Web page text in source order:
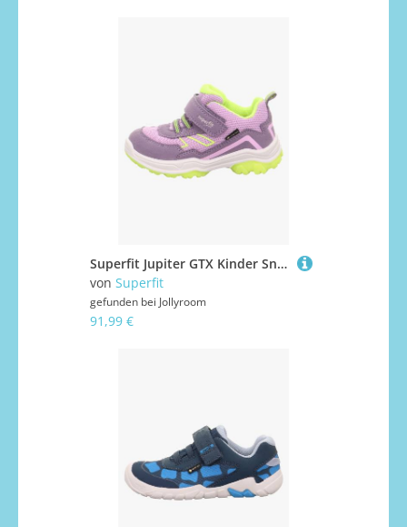
Superfit Jupiter GTX Kinder Sneaker, Purple/Yellow, 34, Kinderschuhe
von Superfit
gefunden bei Jollyroom
91,99 €